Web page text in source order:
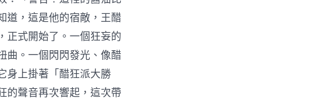
道，這是他的宿敵，王醋
正式開始了。一個狂妄的
曲。一個閃閃發光、像醋
身上掛著「醋狂派大勝
的聲音再次響起，這次帶